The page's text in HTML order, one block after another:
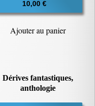
10,00 €
Ajouter au panier
Dérives fantastiques,
anthologie